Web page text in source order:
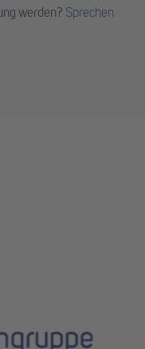
werden? Sprechen